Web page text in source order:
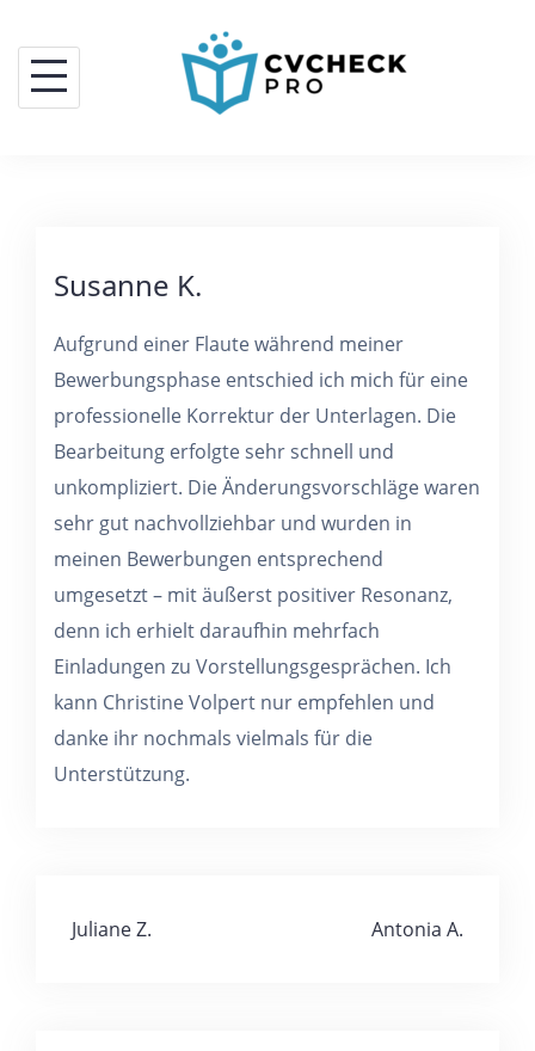
Susanne K.
Aufgrund einer Flaute während meiner
Bewerbungsphase entschied ich mich für eine
professionelle Korrektur der Unterlagen. Die
Bearbeitung erfolgte sehr schnell und
unkompliziert. Die Änderungsvorschläge waren
sehr gut nachvollziehbar und wurden in
meinen Bewerbungen entsprechend
umgesetzt – mit äußerst positiver Resonanz,
denn ich erhielt daraufhin mehrfach
Einladungen zu Vorstellungsgesprächen. Ich
kann Christine Volpert nur empfehlen und
danke ihr nochmals vielmals für die
Unterstützung.
Juliane Z. Antonia A.